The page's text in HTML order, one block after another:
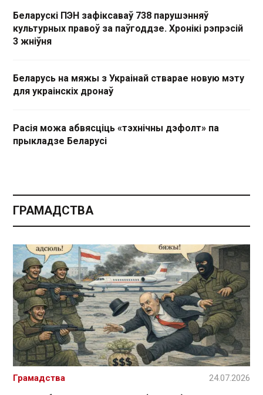
Беларускі ПЭН зафіксаваў 738 парушэнняў
культурных правоў за паўгоддзе. Хронікі рэпрэсій
3 жніўня
Беларусь на мяжы з Украінай стварае новую мэту
для украінскіх дронаў
Расія можа абвясціць «тэхнічны дэфолт» па
прыкладзе Беларусі
ГРАМАДСТВА
Грамадства 24.07.2026